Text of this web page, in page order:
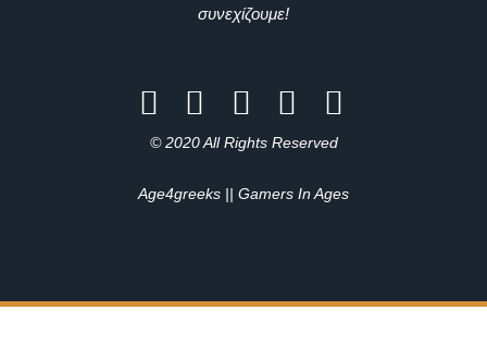
συνεχίζουμε!
© 2020 All Rights Reserved
Age4greeks || Gamers In Ages